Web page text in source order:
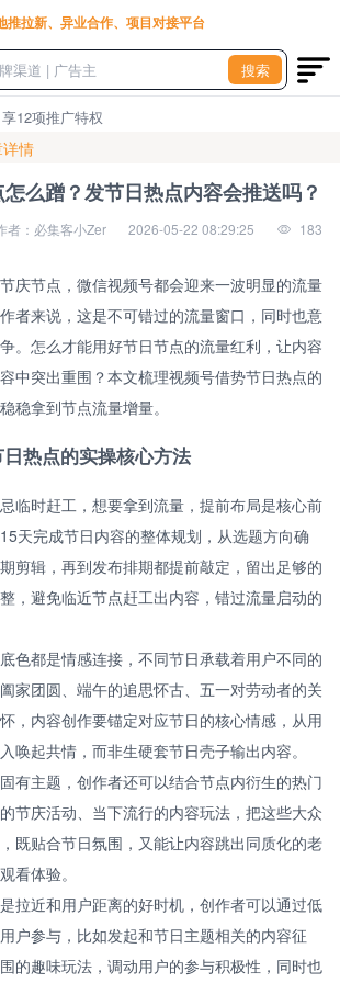
推拉新、异业合作、项目对接平台
搜索
12项推广特权
情
么蹭？发节日热点内容会推送吗？
者：必集客小Zer 2026-05-22 08:29:25 183
庆节点，微信视频号都会迎来一波明显的流量
者来说，这是不可错过的流量窗口，同时也意
。怎么才能用好节日节点的流量红利，让内容
中突出重围？本文梳理视频号借势节日热点的
稳拿到节点流量增量。
热点的实操核心方法
临时赶工，想要拿到流量，提前布局是核心前
天完成节日内容的整体规划，从选题方向确
剪辑，再到发布排期都提前敲定，留出足够的
，避免临近节点赶工出内容，错过流量启动的
色都是情感连接，不同节日承载着用户不同的
团圆、端午的追思怀古、五一对劳动者的关
，内容创作要锚定对应节日的核心情感，从用
唤起共情，而非生硬套节日壳子输出内容。
有主题，创作者还可以结合节点内衍生的热门
节庆活动、当下流行的内容玩法，把这些大众
既贴合节日氛围，又能让内容跳出同质化的老
看体验。
拉近和用户距离的好时机，创作者可以通过低
户参与，比如发起和节日主题相关的内容征
的趣味玩法，调动用户的参与积极性，同时也